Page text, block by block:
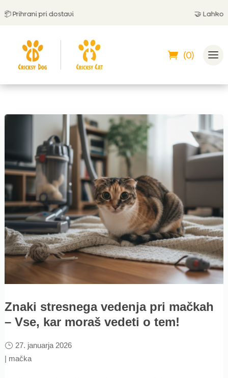
pri dostavi Lahko
(0)
Znaki stresnega vedenja pri mačkah
– Vse, kar moraš vedeti o tem!
27. januarja 2026
| mačka